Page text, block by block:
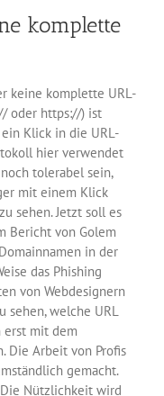
komplette
keine komplette URL-
oder https://) ist
Klick in die URL-
hier verwendet
tolerabel sein,
mit einem Klick
sehen. Jetzt soll es
Bericht von Golem
in der
das Phishing
von Webdesignern
sehen, welche URL
erst mit dem
Die Arbeit von Profis
gemacht.
Nützlichkeit wird